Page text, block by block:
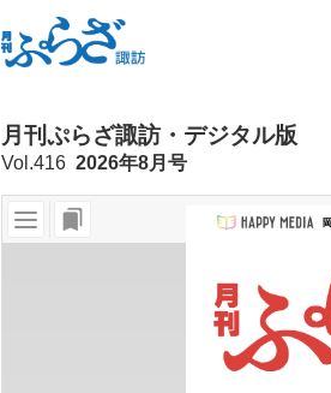
月刊ぷらざ諏訪・デジタル版
Vol.416 2026年8月号